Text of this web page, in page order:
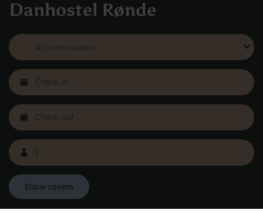
Danhostel Rønde
Show rooms
See more